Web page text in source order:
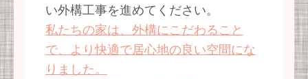
い外構工事を進めてください。
私たちの家は、外構にこだわること
で、より快適で居心地の良い空間にな
りました。